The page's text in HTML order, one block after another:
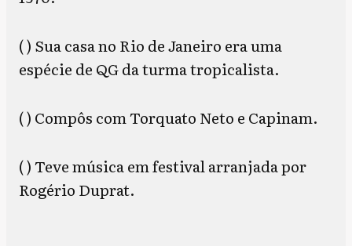
( ) Sua casa no Rio de Janeiro era uma
espécie de QG da turma tropicalista.
( ) Compôs com Torquato Neto e Capinam.
( ) Teve música em festival arranjada por
Rogério Duprat.